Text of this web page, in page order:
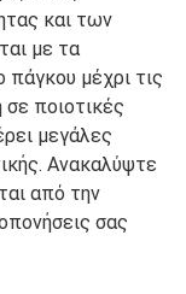
και των
με τα
μέχρι τις
ποιοτικές
μεγάλες
Ανακαλύψτε
από την
σας